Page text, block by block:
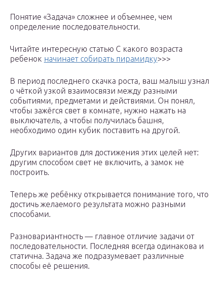
Понятие «Задача» сложнее и объемнее, чем
определение последовательности.
Читайте интересную статью С какого возраста
ребенок начинает собирать пирамидку>>>
В период последнего скачка роста, ваш малыш узнал
о чёткой узкой взаимосвязи между разными
событиями, предметами и действиями. Он понял,
чтобы зажёгся свет в комнате, нужно нажать на
выключатель, а чтобы получилась башня,
необходимо один кубик поставить на другой.
Других вариантов для достижения этих целей нет:
другим способом свет не включить, а замок не
построить.
Теперь же ребёнку открывается понимание того, что
достичь желаемого результата можно разными
способами.
Разновариантность — главное отличие задачи от
последовательности. Последняя всегда одинакова и
статична. Задача же подразумевает различные
способы её решения.